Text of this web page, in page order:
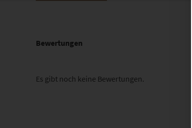
Bewertungen
Es gibt noch keine Bewertungen.